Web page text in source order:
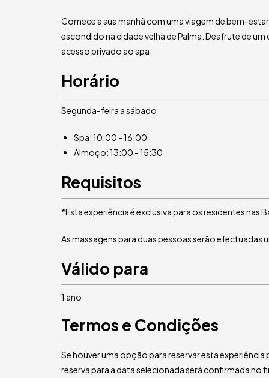
Comece a sua manhã com uma viagem de bem-
escondido na cidade velha de Palma. Desfrute de
acesso privado ao spa.
Horário
Segunda-feira a sábado
Spa: 10:00 - 16:00
Almoço: 13:00 - 15:30
Requisitos
*Esta experiência é exclusiva para os residentes nas
As massagens para duas pessoas serão efectuadas
Válido para
1 ano
Termos e Condições
Se houver uma opção para reservar esta
reserva para a data selecionada será confirmada no